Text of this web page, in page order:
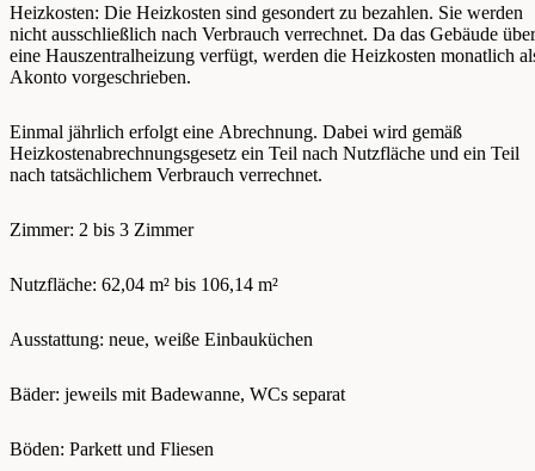
Heizkosten: Die Heizkosten sind gesondert zu bezahlen. Sie werden
nicht ausschließlich nach Verbrauch verrechnet. Da das Gebäude über
eine Hauszentralheizung verfügt, werden die Heizkosten monatlich
Akonto vorgeschrieben.
Einmal jährlich erfolgt eine Abrechnung. Dabei wird gemäß
Heizkostenabrechnungsgesetz ein Teil nach Nutzfläche und ein Teil
nach tatsächlichem Verbrauch verrechnet.
Zimmer: 2 bis 3 Zimmer
Nutzfläche: 62,04 m² bis 106,14 m²
Ausstattung: neue, weiße Einbauküchen
Bäder: jeweils mit Badewanne, WCs separat
Böden: Parkett und Fliesen